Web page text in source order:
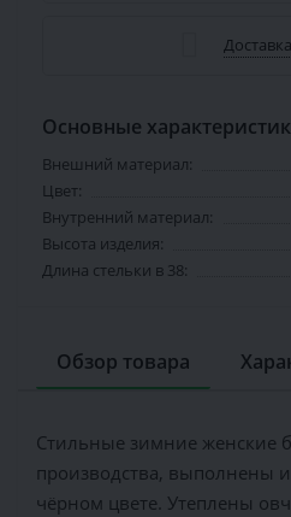
Основные
Внешний материал:
Цвет:
Внутренний материал:
Высота изделия:
Длина стельки в 38:
Обзор товара
Стильные зимние женские
производства, выполнены
чёрном цвете. Утеплены